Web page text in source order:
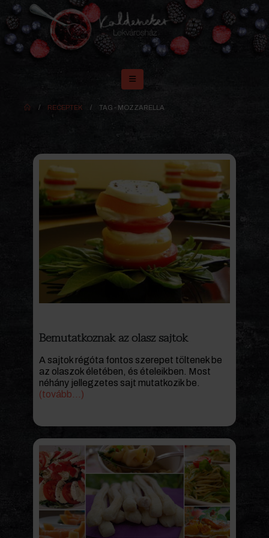
RECEPTEK TAG - MOZZARELLA
Bemutatkoznak az olasz sajtok
A sajtok régóta fontos szerepet töltenek be
az olaszok életében, és ételeikben. Most
néhány jellegzetes sajt mutatkozik be.
(tovább…)